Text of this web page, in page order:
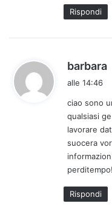
Rispondi
barbara
e
t
t
o
:
alle 14:46
ciao sono
qualsiasi
lavorare
suocera
Rispondi